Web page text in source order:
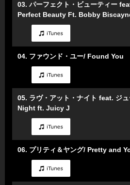
03. パーフェクト・ビューティー
Perfect Beauty Ft. Bobby
04. ファウンド・ユー/ Found You
05. ラヴ・アット・ナイト feat. ジ
Night ft. Juicy J
06. プリティ＆ヤング/ Pretty and